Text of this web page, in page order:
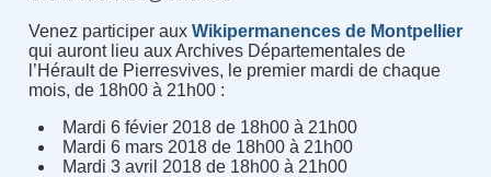
Venez participer aux Wikipermanences de Montpellier
qui auront lieu aux Archives Départementales de
l’Hérault de Pierresvives, le premier mardi de chaque
mois, de 18h00 à 21h00 :
Mardi 6 févier 2018 de 18h00 à 21h00
Mardi 6 mars 2018 de 18h00 à 21h00
Mardi 3 avril 2018 de 18h00 à 21h00